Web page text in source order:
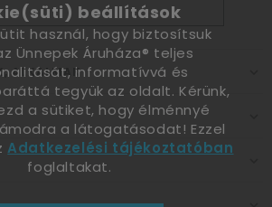
ALKALMAK
beállítások
használ, hogy biztosítsuk
Ünnepek Áruháza® teljes
informatívvá és
tegyük az oldalt. Kérünk,
a sütiket, hogy élménnyé
a látogatásodat! Ezzel
Adatkezelési tájékoztatóban
foglaltakat.